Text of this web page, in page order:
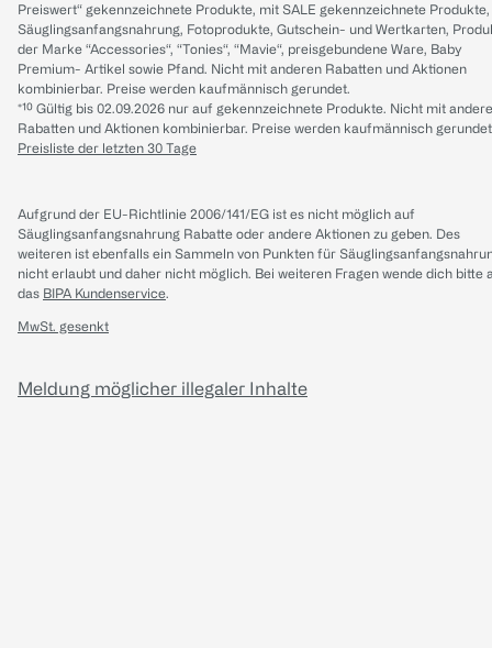
Preiswert“ gekennzeichnete Produkte, mit SALE gekennzeichnete Produkte,
Säuglingsanfangsnahrung, Fotoprodukte, Gutschein- und Wertkarten,
der Marke “Accessories“, “Tonies“, “Mavie“, preisgebundene Ware, Baby
Premium- Artikel sowie Pfand. Nicht mit anderen Rabatten und Aktionen
kombinierbar. Preise werden kaufmännisch gerundet.
*¹⁰ Gültig bis 02.09.2026 nur auf gekennzeichnete Produkte. Nicht mit
Rabatten und Aktionen kombinierbar. Preise werden kaufmännisch
Preisliste der letzten 30 Tage
Aufgrund der EU-Richtlinie 2006/141/EG ist es nicht möglich auf
Säuglingsanfangsnahrung Rabatte oder andere Aktionen zu geben. Des
weiteren ist ebenfalls ein Sammeln von Punkten für
nicht erlaubt und daher nicht möglich. Bei weiteren Fragen wende dich bitte
das BIPA Kundenservice.
MwSt. gesenkt
Meldung möglicher illegaler Inhalte